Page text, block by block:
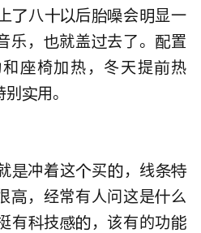
 八后会 显一
乐， 就盖去了。 置
椅加热，冬天提热
别 用。
冲着这买 ，线
 ，经常有人问这是么
有技，该有的功